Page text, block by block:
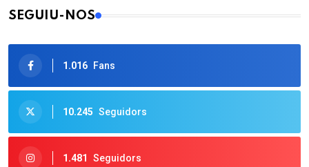
SEGUIU-NOS
1.016 Fans
10.245 Seguidors
1.481 Seguidors